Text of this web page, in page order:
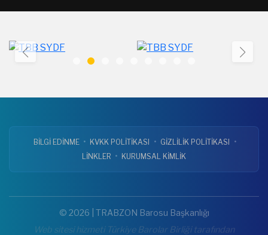
BİLGİ EDİNME • KVKK POLİTİKASI • GİZLİLİK POLİTİKASI •
LİNKLER • KURUMSAL KİMLİK
© 2026 | TRABZON Barosu Başkanlığı
Web sitesi hizmeti Türkiye Barolar Birliği tarafından